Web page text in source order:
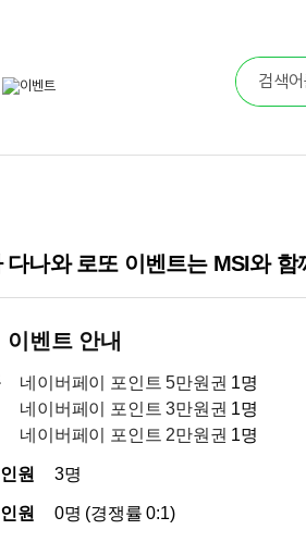
다나와 로또 이벤트는 MSI와
이벤트 안내
네이버페이 포인트 5만원권 1명
네이버페이 포인트 3만원권 1명
네이버페이 포인트 2만원권 1명
원 3명
원 0명 (경쟁률 0:1)